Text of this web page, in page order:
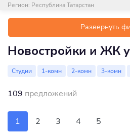
Регион: Республика Татарстан
Развернуть
Новостройки и ЖК
Студии 1-комн 2-комн 3-комн
109 предложений
1 2 3 4 5